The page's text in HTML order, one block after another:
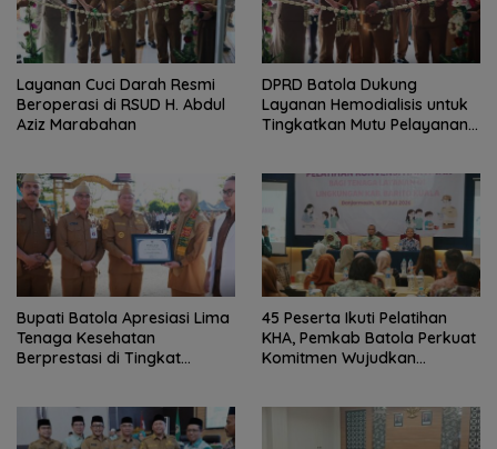
Layanan Cuci Darah Resmi
Beroperasi di RSUD H. Abdul
Aziz Marabahan
DPRD Batola Dukung
Layanan Hemodialisis untuk
Tingkatkan Mutu Pelayanan
Bupati Batola Apresiasi Lima
Tenaga Kesehatan
Berprestasi di Tingkat
45 Peserta Ikuti Pelatihan
KHA, Pemkab Batola Perkuat
Komitmen Wujudkan